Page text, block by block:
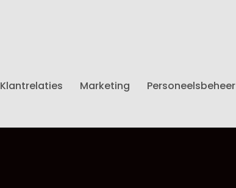
Klantrelaties Marketing Personeelsbeheer